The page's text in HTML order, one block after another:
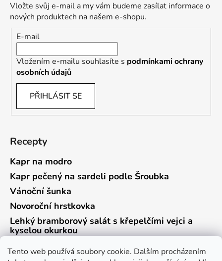
Tento web používá soubory cookie. Dalším procházením
Vložte svůj e-mail a my vám budeme zasílat informace o
nových produktech na našem e-shopu.
E-mail
Vložením e-mailu souhlasíte s podmínkami ochrany
osobních údajů
PŘIHLÁSIT SE
Recepty
Kapr na modro
Kapr pečený na sardeli podle Šroubka
Vánoční šunka
Novoroční hrstkovka
Lehký bramborový salát s křepelčími vejci a
kyselou okurkou